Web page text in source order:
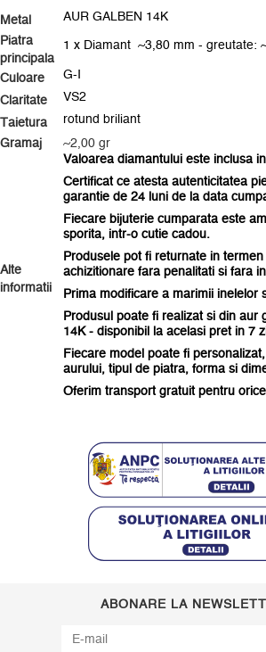
Metal
AUR GALBEN 14K
Piatra
principala
1 x Diamant ~3,80 mm - greutate:
Culoare G-I
Claritate VS2
Taietura
rotund briliant
Gramaj
~2,00 gr
Alte
informatii
Valoarea diamantului este inclusa
Certificat ce atesta autenticitatea
garantie de 24 luni de la data
Fiecare bijuterie cumparata este
sporita, intr-o cutie cadou.
Produsele pot fi returnate in
achizitionare fara penalitati si fara
Prima modificare a marimii inelelor
Produsul poate fi realizat si din aur
14K - disponibil la acelasi pret in 7
Fiecare model poate fi
aurului, tipul de piatra, forma si
Oferim transport gratuit pentru
ABONARE LA